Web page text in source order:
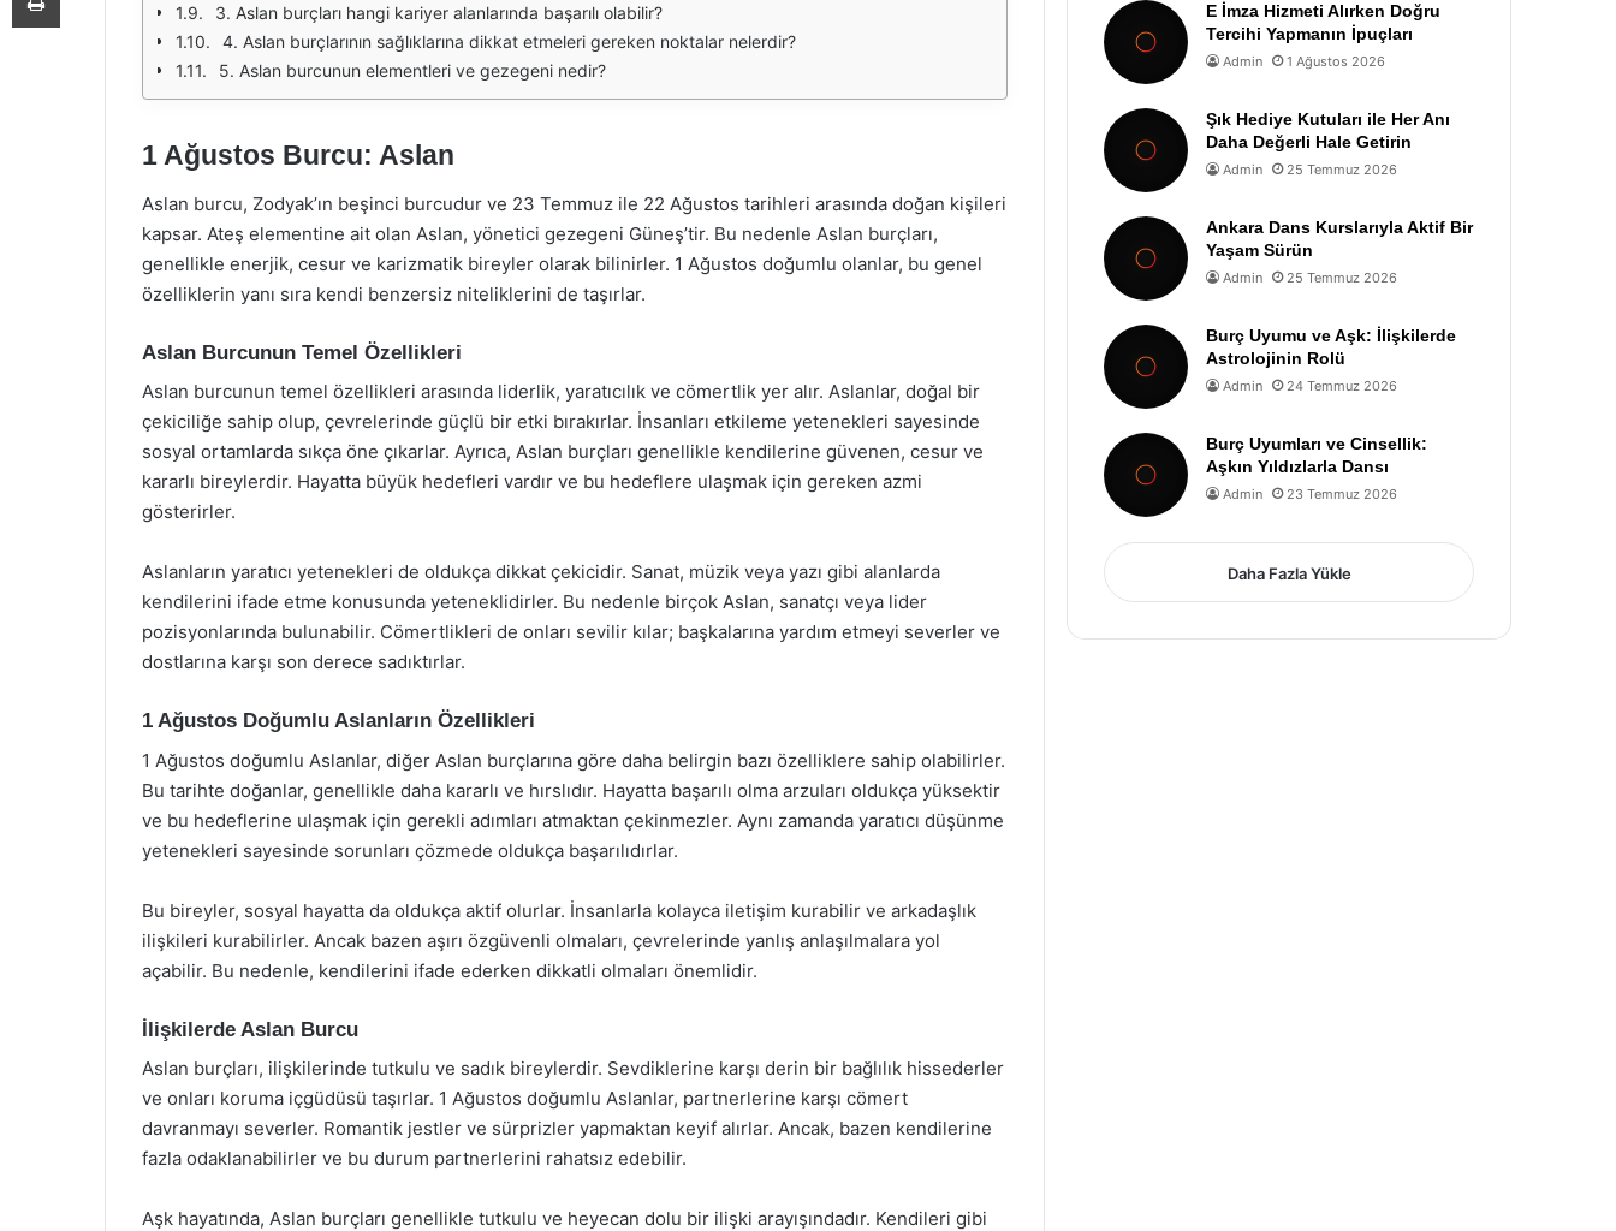
3. Aslan burçları hangi kariyer alanlarında başarılı olabilir?
4. Aslan burçlarının sağlıklarına dikkat etmeleri gereken noktalar nelerdir?
5. Aslan burcunun elementleri ve gezegeni nedir?
1 Ağustos Burcu: Aslan
Aslan burcu, Zodyak’ın beşinci burcudur ve 23 Temmuz ile 22 Ağustos tarihleri arasında doğan kişileri
kapsar. Ateş elementine ait olan Aslan, yönetici gezegeni Güneş’tir. Bu nedenle Aslan burçları,
genellikle enerjik, cesur ve karizmatik bireyler olarak bilinirler. 1 Ağustos doğumlu olanlar, bu genel
özelliklerin yanı sıra kendi benzersiz niteliklerini de taşırlar.
Aslan Burcunun Temel Özellikleri
Aslan burcunun temel özellikleri arasında liderlik, yaratıcılık ve cömertlik yer alır. Aslanlar, doğal bir
çekiciliğe sahip olup, çevrelerinde güçlü bir etki bırakırlar. İnsanları etkileme yetenekleri sayesinde
sosyal ortamlarda sıkça öne çıkarlar. Ayrıca, Aslan burçları genellikle kendilerine güvenen, cesur ve
kararlı bireylerdir. Hayatta büyük hedefleri vardır ve bu hedeflere ulaşmak için gereken azmi
gösterirler.
Aslanların yaratıcı yetenekleri de oldukça dikkat çekicidir. Sanat, müzik veya yazı gibi alanlarda
kendilerini ifade etme konusunda yeteneklidirler. Bu nedenle birçok Aslan, sanatçı veya lider
pozisyonlarında bulunabilir. Cömertlikleri de onları sevilir kılar; başkalarına yardım etmeyi severler ve
dostlarına karşı son derece sadıktırlar.
1 Ağustos Doğumlu Aslanların Özellikleri
1 Ağustos doğumlu Aslanlar, diğer Aslan burçlarına göre daha belirgin bazı özelliklere sahip olabilirler.
Bu tarihte doğanlar, genellikle daha kararlı ve hırslıdır. Hayatta başarılı olma arzuları oldukça yüksektir
ve bu hedeflerine ulaşmak için gerekli adımları atmaktan çekinmezler. Aynı zamanda yaratıcı düşünme
yetenekleri sayesinde sorunları çözmede oldukça başarılıdırlar.
Bu bireyler, sosyal hayatta da oldukça aktif olurlar. İnsanlarla kolayca iletişim kurabilir ve arkadaşlık
ilişkileri kurabilirler. Ancak bazen aşırı özgüvenli olmaları, çevrelerinde yanlış anlaşılmalara yol
açabilir. Bu nedenle, kendilerini ifade ederken dikkatli olmaları önemlidir.
İlişkilerde Aslan Burcu
Aslan burçları, ilişkilerinde tutkulu ve sadık bireylerdir. Sevdiklerine karşı derin bir bağlılık hissederler
ve onları koruma içgüdüsü taşırlar. 1 Ağustos doğumlu Aslanlar, partnerlerine karşı cömert
davranmayı severler. Romantik jestler ve sürprizler yapmaktan keyif alırlar. Ancak, bazen kendilerine
fazla odaklanabilirler ve bu durum partnerlerini rahatsız edebilir.
Aşk hayatında, Aslan burçları genellikle tutkulu ve heyecan dolu bir ilişki arayışındadır. Kendileri gibi
E İmza Hizmeti Alırken Doğru
Tercihi Yapmanın İpuçları
Admin 1 Ağustos 2026
Şık Hediye Kutuları ile Her Anı
Daha Değerli Hale Getirin
Admin 25 Temmuz 2026
Ankara Dans Kurslarıyla Aktif Bir
Yaşam Sürün
Admin 25 Temmuz 2026
Burç Uyumu ve Aşk: İlişkilerde
Astrolojinin Rolü
Admin 24 Temmuz 2026
Burç Uyumları ve Cinsellik:
Aşkın Yıldızlarla Dansı
Admin 23 Temmuz 2026
Daha Fazla Yükle